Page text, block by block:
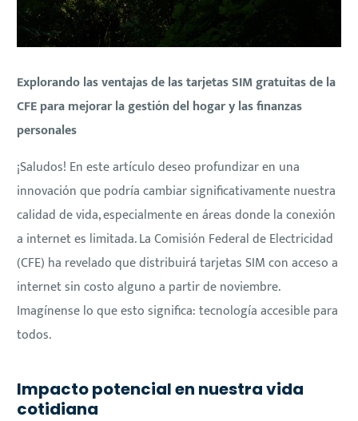
Explorando las ventajas de las tarjetas SIM gratuitas de la
CFE para mejorar la gestión del hogar y las finanzas
personales
¡Saludos! En este artículo deseo profundizar en una
innovación que podría cambiar significativamente nuestra
calidad de vida, especialmente en áreas donde la conexión
a internet es limitada. La Comisión Federal de Electricidad
(CFE) ha revelado que distribuirá tarjetas SIM con acceso a
internet sin costo alguno a partir de noviembre.
Imagínense lo que esto significa: tecnología accesible para
todos.
Impacto potencial en nuestra vida
cotidiana